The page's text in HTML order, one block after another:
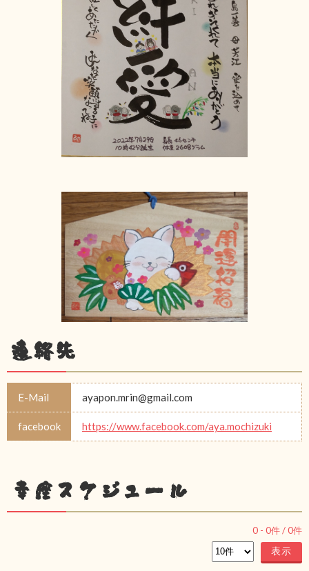
連絡先
E-Mail ayapon.mrin@gmail.com
facebook https://www.facebook.com/aya.mochizuki
幸座スケジュール
0 - 0件 /0件